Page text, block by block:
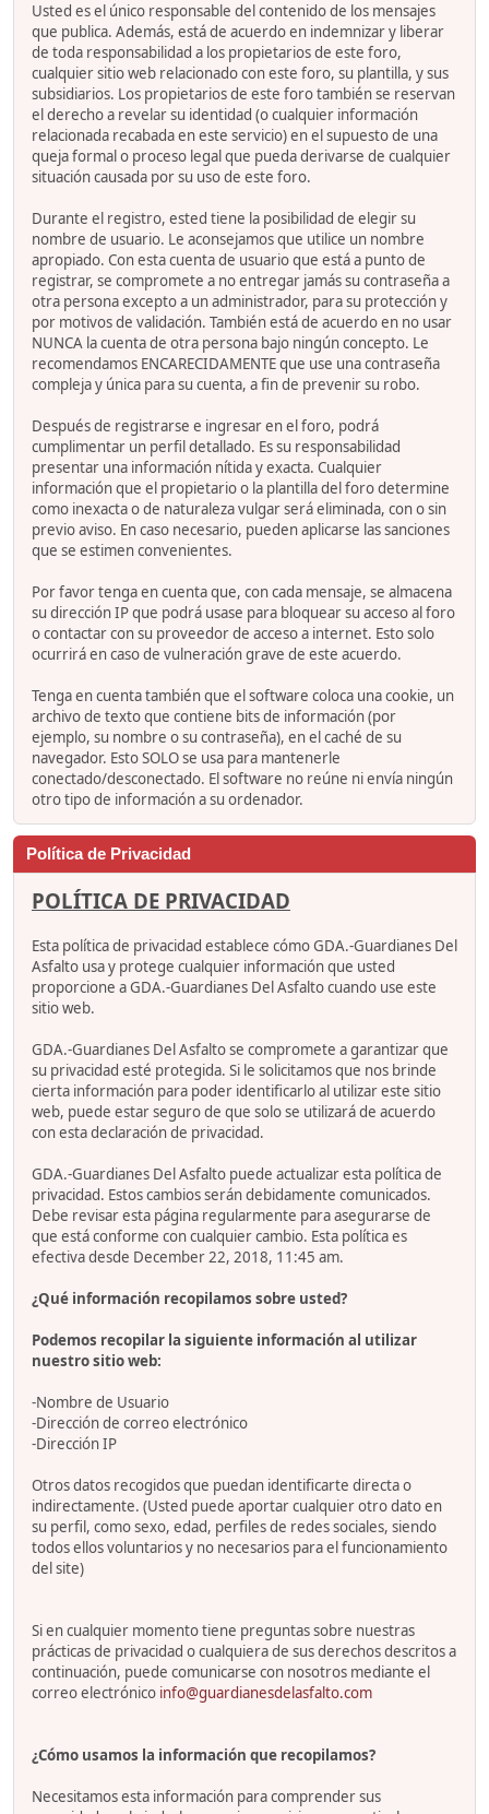
Usted es el único responsable del contenido de los mensajes
que publica. Además, está de acuerdo en indemnizar y liberar
de toda responsabilidad a los propietarios de este foro,
cualquier sitio web relacionado con este foro, su plantilla, y sus
subsidiarios. Los propietarios de este foro también se reservan
el derecho a revelar su identidad (o cualquier información
relacionada recabada en este servicio) en el supuesto de una
queja formal o proceso legal que pueda derivarse de cualquier
situación causada por su uso de este foro.
Durante el registro, ested tiene la posibilidad de elegir su
nombre de usuario. Le aconsejamos que utilice un nombre
apropiado. Con esta cuenta de usuario que está a punto de
registrar, se compromete a no entregar jamás su contraseña a
otra persona excepto a un administrador, para su protección y
por motivos de validación. También está de acuerdo en no usar
NUNCA la cuenta de otra persona bajo ningún concepto. Le
recomendamos ENCARECIDAMENTE que use una contraseña
compleja y única para su cuenta, a fin de prevenir su robo.
Después de registrarse e ingresar en el foro, podrá
cumplimentar un perfil detallado. Es su responsabilidad
presentar una información nítida y exacta. Cualquier
información que el propietario o la plantilla del foro determine
como inexacta o de naturaleza vulgar será eliminada, con o sin
previo aviso. En caso necesario, pueden aplicarse las sanciones
que se estimen convenientes.
Por favor tenga en cuenta que, con cada mensaje, se almacena
su dirección IP que podrá usase para bloquear su acceso al foro
o contactar con su proveedor de acceso a internet. Esto solo
ocurrirá en caso de vulneración grave de este acuerdo.
Tenga en cuenta también que el software coloca una cookie, un
archivo de texto que contiene bits de información (por
ejemplo, su nombre o su contraseña), en el caché de su
navegador. Esto SOLO se usa para mantenerle
conectado/desconectado. El software no reúne ni envía ningún
otro tipo de información a su ordenador.
Política de Privacidad
POLÍTICA DE PRIVACIDAD
Esta política de privacidad establece cómo GDA.-Guardianes Del
Asfalto usa y protege cualquier información que usted
proporcione a GDA.-Guardianes Del Asfalto cuando use este
sitio web.
GDA.-Guardianes Del Asfalto se compromete a garantizar que
su privacidad esté protegida. Si le solicitamos que nos brinde
cierta información para poder identificarlo al utilizar este sitio
web, puede estar seguro de que solo se utilizará de acuerdo
con esta declaración de privacidad.
GDA.-Guardianes Del Asfalto puede actualizar esta política de
privacidad. Estos cambios serán debidamente comunicados.
Debe revisar esta página regularmente para asegurarse de
que está conforme con cualquier cambio. Esta política es
efectiva desde December 22, 2018, 11:45 am.
¿Qué información recopilamos sobre usted?
Podemos recopilar la siguiente información al utilizar
nuestro sitio web:
-Nombre de Usuario
-Dirección de correo electrónico
-Dirección IP
Otros datos recogidos que puedan identificarte directa o
indirectamente. (Usted puede aportar cualquier otro dato en
su perfil, como sexo, edad, perfiles de redes sociales, siendo
todos ellos voluntarios y no necesarios para el funcionamiento
del site)
Si en cualquier momento tiene preguntas sobre nuestras
prácticas de privacidad o cualquiera de sus derechos descritos a
continuación, puede comunicarse con nosotros mediante el
correo electrónico info@guardianesdelasfalto.com
¿Cómo usamos la información que recopilamos?
Necesitamos esta información para comprender sus